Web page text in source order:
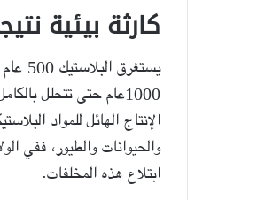
كارثة بيئية
1000عام حتى تتحلل
الإنتاج الهائل للمواد
والحيوانات والطيور، ففي
ابتلاع هذه المخلفات.